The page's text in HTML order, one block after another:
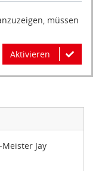
müssen
Aktivieren
Jay